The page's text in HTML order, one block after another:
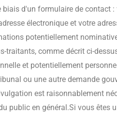
d'un formulaire de contact :
électronique et votre
potentiellement
traitants, comme décrit ci-
et potentiellement
ou une autre demande
est raisonnablement
public en général.Si vous êtes